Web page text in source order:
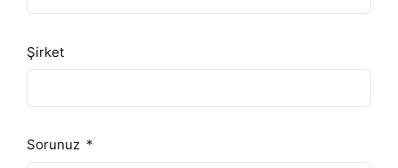
Şirket
Sorunuz